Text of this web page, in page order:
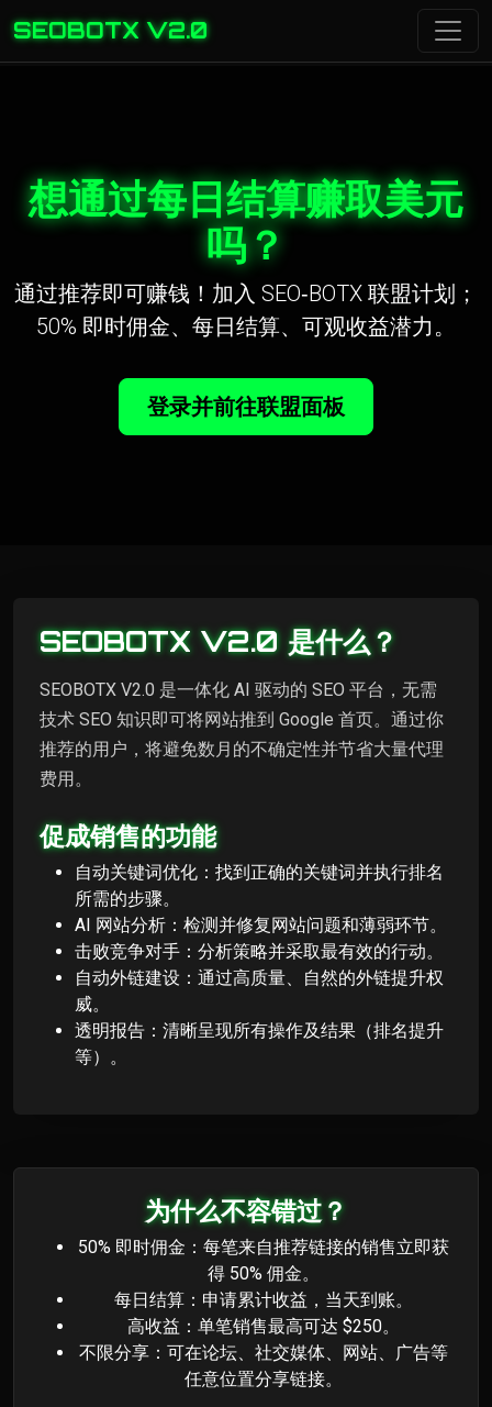
SEOBOTX V2.0
想通过每日结算赚取美元
吗？
通过推荐即可赚钱！加入 SEO‑BOTX 联盟计划；
50% 即时佣金、每日结算、可观收益潜力。
登录并前往联盟面板
SEOBOTX V2.0 是什么？
SEOBOTX V2.0 是一体化 AI 驱动的 SEO 平台，无需
技术 SEO 知识即可将网站推到 Google 首页。通过你
推荐的用户，将避免数月的不确定性并节省大量代理
费用。
促成销售的功能
自动关键词优化：找到正确的关键词并执行排名
所需的步骤。
AI 网站分析：检测并修复网站问题和薄弱环节。
击败竞争对手：分析策略并采取最有效的行动。
自动外链建设：通过高质量、自然的外链提升权
威。
透明报告：清晰呈现所有操作及结果（排名提升
等）。
为什么不容错过？
50% 即时佣金：每笔来自推荐链接的销售立即获
得 50% 佣金。
每日结算：申请累计收益，当天到账。
高收益：单笔销售最高可达 $250。
不限分享：可在论坛、社交媒体、网站、广告等
任意位置分享链接。